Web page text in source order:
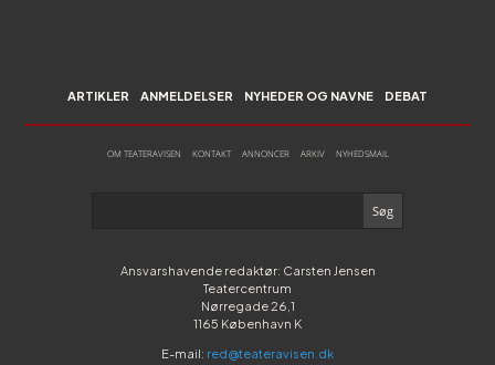
ARTIKLER ANMELDELSER NYHEDER OG NAVNE DEBAT
OM TEATERAVISEN KONTAKT ANNONCER ARKIV NYHEDSMAIL
Ansvarshavende redaktør: Carsten Jensen
Teatercentrum
Nørregade 26,1
1165 København K
E-mail: red@teateravisen.dk